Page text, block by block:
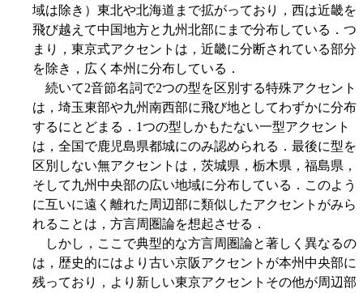
域は除き）東北や北海道まで拡がっており，西は近畿を
飛び越えて中国地方と九州北部にまで分布している．つ
まり，東京式アクセントは，近畿に分断されている部分
を除き，広く本州に分布している．
続いて2音節名詞で2つの型を区別する特殊アクセント
は，埼玉東部や九州南西部に飛び地としてわずかに分布
するにとどまる．1つの型しかもたない一型アクセント
は，全国で鹿児島県都城にのみ認められる．最後に型を
区別しない無アクセントは，茨城県，栃木県，福島県，
そして九州中央部の広い地域に分布している．このよう
に互いに遠く離れた周辺部に類似したアクセントがみら
れることは，方言周圏論を想起させる．
しかし，ここで典型的な方言周圏論と著しく異なるの
は，歴史的にはより古い京阪アクセントが本州中央部に
残っており，より新しい東京アクセントその他が周辺部